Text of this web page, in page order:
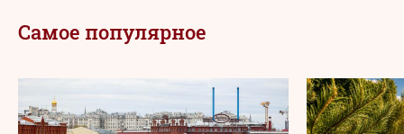
Самое популярное